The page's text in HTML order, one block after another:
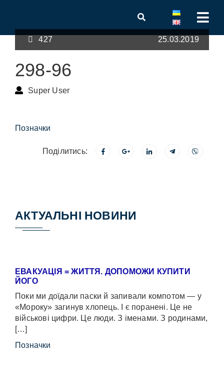
427 25.03.2019
298-96
Super User
Позначки
Поділитись:
АКТУАЛЬНІ НОВИНИ
ЕВАКУАЦІЯ = ЖИТТЯ. ДОПОМОЖИ КУПИТИ
ЙОГО
Поки ми доїдали паски й запивали компотом — у
«Мороку» загинув хлопець. І є поранені. Це не
військові цифри. Це люди. З іменами. З родинами,
[…]
Позначки